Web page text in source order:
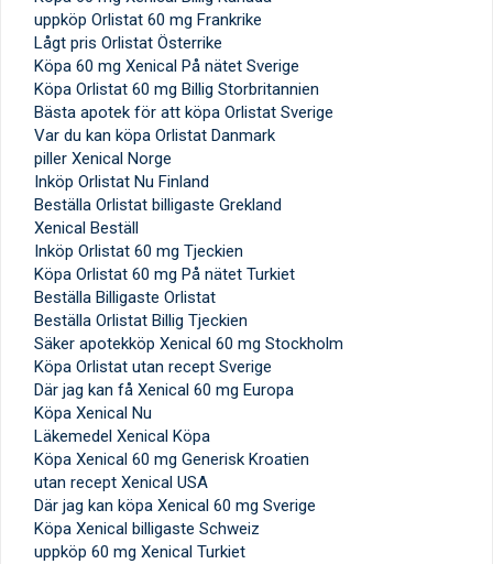
uppköp Orlistat 60 mg Frankrike
Lågt pris Orlistat Österrike
Köpa 60 mg Xenical På nätet Sverige
Köpa Orlistat 60 mg Billig Storbritannien
Bästa apotek för att köpa Orlistat Sverige
Var du kan köpa Orlistat Danmark
piller Xenical Norge
Inköp Orlistat Nu Finland
Beställa Orlistat billigaste Grekland
Xenical Beställ
Inköp Orlistat 60 mg Tjeckien
Köpa Orlistat 60 mg På nätet Turkiet
Beställa Billigaste Orlistat
Beställa Orlistat Billig Tjeckien
Säker apotekköp Xenical 60 mg Stockholm
Köpa Orlistat utan recept Sverige
Där jag kan få Xenical 60 mg Europa
Köpa Xenical Nu
Läkemedel Xenical Köpa
Köpa Xenical 60 mg Generisk Kroatien
utan recept Xenical USA
Där jag kan köpa Xenical 60 mg Sverige
Köpa Xenical billigaste Schweiz
uppköp 60 mg Xenical Turkiet